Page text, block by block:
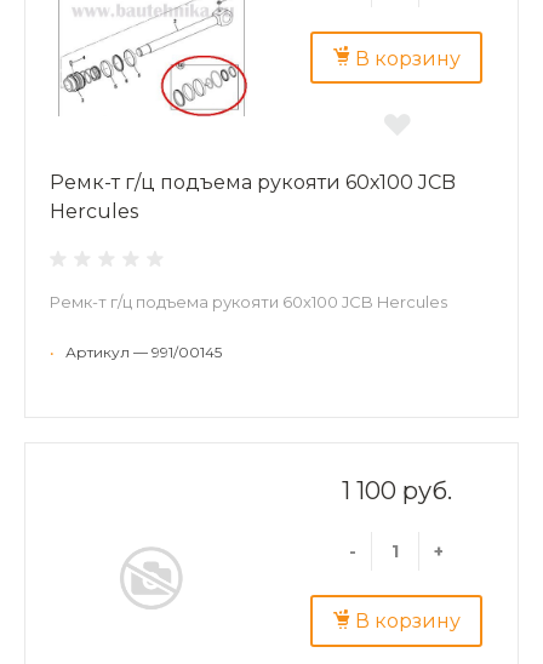
В корзину
Ремк-т г/ц подъема рукояти 60х100 JCB
Hercules
Ремк-т г/ц подъема рукояти 60х100 JCB Hercules
• Артикул — 991/00145
1 100 руб.
- +
В корзину